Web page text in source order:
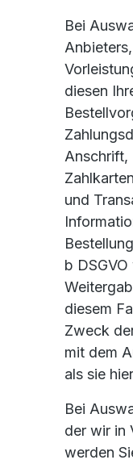
Bei
diesen
Anschrift,
und
b
diesem
Zweck
mit dem
als sie
Bei
der wir in
werden